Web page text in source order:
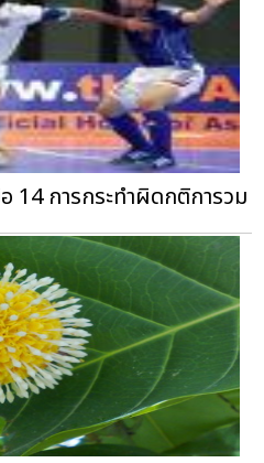
14 การกระทำผิดกติการวม